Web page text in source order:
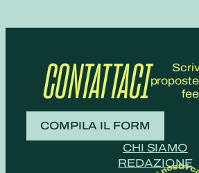
CONTATTACI
COMPILA IL FORM
CHI SIAMO
REDAZIONE